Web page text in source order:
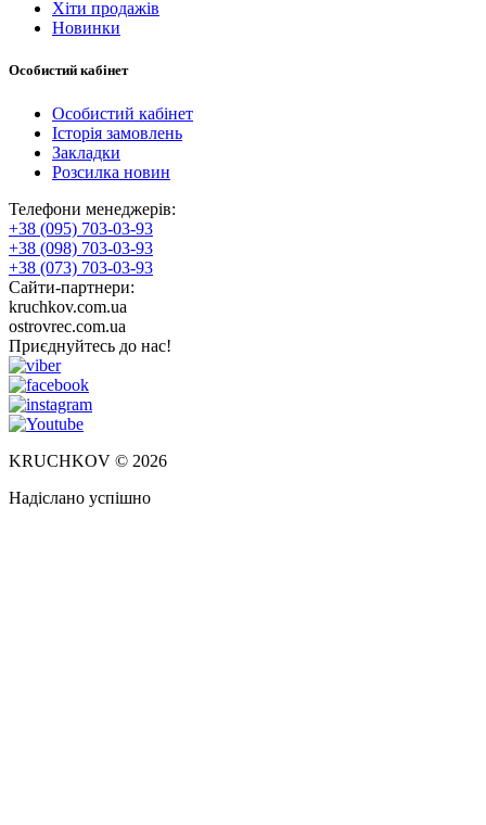
Хіти продажів
Новинки
Особистий кабінет
Особистий кабінет
Історія замовлень
Закладки
Розсилка новин
Телефони менеджерів:
+38 (095) 703-03-93
+38 (098) 703-03-93
+38 (073) 703-03-93
Сайти-партнери:
kruchkov.com.ua
ostrovrec.com.ua
Приєднуйтесь до нас!
KRUCHKOV © 2026
Надіслано успішно